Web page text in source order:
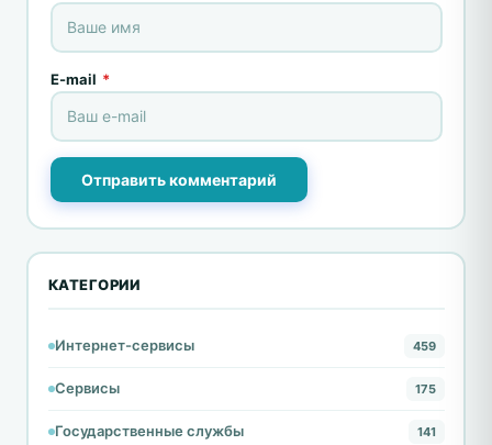
E-mail *
Отправить комментарий
КАТЕГОРИИ
Интернет-сервисы 459
Сервисы 175
Государственные службы 141